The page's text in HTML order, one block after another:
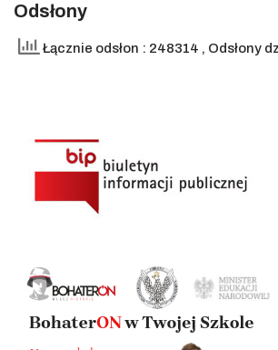
Odsłony
Łącznie odsłon : 248314 , Odsłony